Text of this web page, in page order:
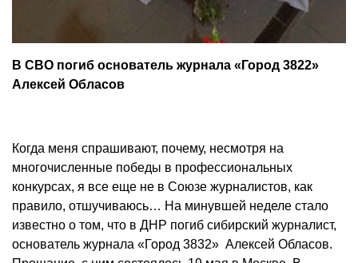
В СВО погиб основатель журнала «Город 3822»
Алексей Обласов
Когда меня спрашивают, почему, несмотря на
многочисленные победы в профессиональных
конкурсах, я все еще не в Союзе журналистов, как
правило, отшучиваюсь… На минувшей неделе стало
известно о том, что в ДНР погиб сибирский журналист,
основатель журнала «Город 3832» Алексей Обласов.